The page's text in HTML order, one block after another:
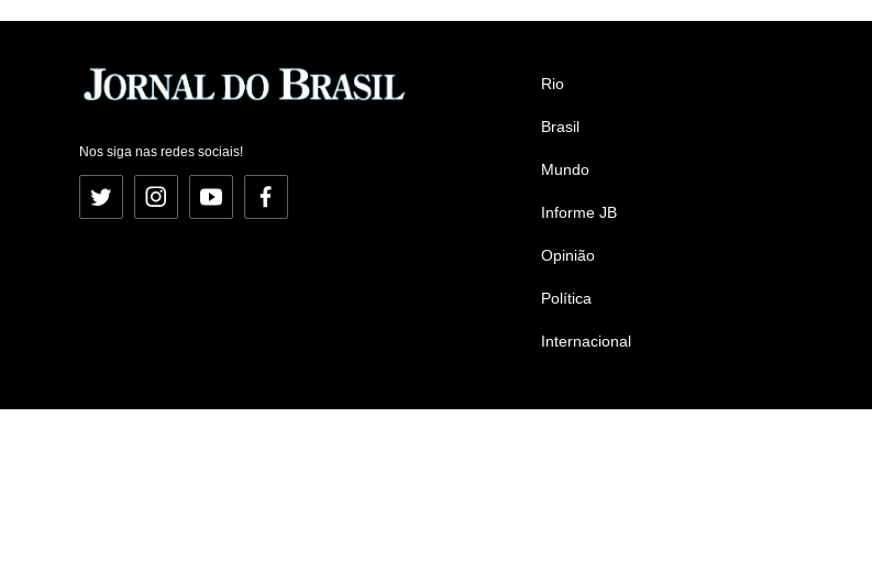
Nos siga nas redes sociais!
Twitter InstagramYouTubeFacebook
Rio
Brasil
Mundo
Informe JB
Opinião
Política
Internacional